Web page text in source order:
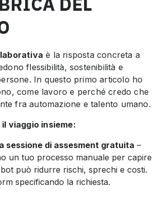
è la risposta concreta a
flessibilità, sostenibilità e
In questo primo articolo ho
come lavoro e perché credo che
fra automazione e talento umano.
viaggio insieme:
sessione di assesment gratuita –
un tuo processo manuale per capire
può ridurre rischi, sprechi e costi.
specificando la richiesta.